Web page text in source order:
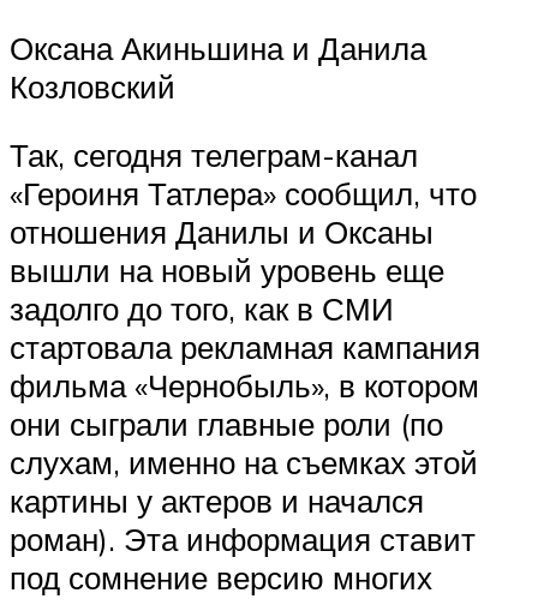
Оксана Акиньшина и Данила
Козловский
Так, сегодня телеграм-канал
«Героиня Татлера» сообщил, что
отношения Данилы и Оксаны
вышли на новый уровень еще
задолго до того, как в СМИ
стартовала рекламная кампания
фильма «Чернобыль», в котором
они сыграли главные роли (по
слухам, именно на съемках этой
картины у актеров и начался
роман). Эта информация ставит
под сомнение версию многих